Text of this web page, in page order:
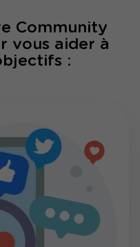
Community
vous aider à
: